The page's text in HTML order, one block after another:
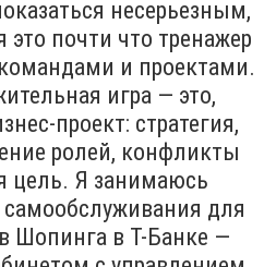
несерьезным,
это почти что тренажер
и проектами.
игра — это,
проект: стратегия,
ролей, конфликты
цель. Я занимаюсь
для
Шопинга в Т-Банке —